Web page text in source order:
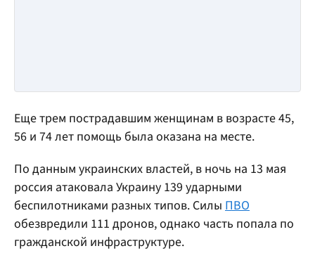
Еще трем пострадавшим женщинам в возрасте 45,
56 и 74 лет помощь была оказана на месте.
По данным украинских властей, в ночь на 13 мая
россия атаковала Украину 139 ударными
беспилотниками разных типов. Силы ПВО
обезвредили 111 дронов, однако часть попала по
гражданской инфраструктуре.